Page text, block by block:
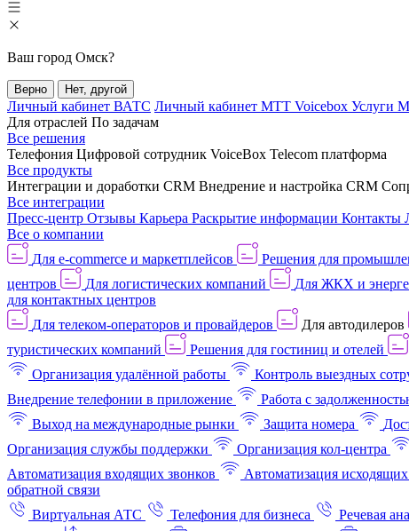
Ваш город Омск?
Верно Нет, другой
Личный кабинет ВАТС Личный кабинет МТТ Voicebox Услуги
Для отраслей По задачам
Все решения
Телефония Цифровой сотрудник VoiceBox Telecom платформа
Все продукты
Интеграции и доработки CRM Внедрение и настройка CRM
Все интеграции
Пресс-центр Отзывы Карьера Раскрытие информации Контакты
Все о компании
Для e-commerce и маркетплейсов
Решения для
центров
Для логистических компаний Для ЖКХ и
для контактных центров
Для телеком-операторов и провайдеров
Для автодилеров
туристических компаний
Решения для гостиниц и отелей
Организация удалённой работы
Контроль выездных
Внедрение телефонии в приложение
Работа с
Выход на международные рынки
Защита номера
Организация службы поддержки
Организация кол-центра
Автоматизация входящих звонков
Автоматизация исходящих
обратной связи
Виртуальная АТС
Телефония для бизнеса Речевая